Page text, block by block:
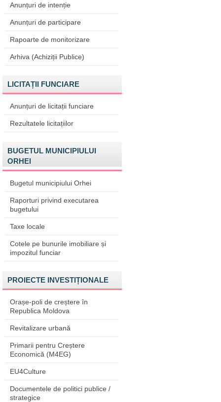
Anunțuri de intenție
Anunțuri de participare
Rapoarte de monitorizare
Arhiva (Achiziții Publice)
LICITAȚII FUNCIARE
Anunțuri de licitații funciare
Rezultatele licitațiilor
BUGETUL MUNICIPIULUI
ORHEI
Bugetul municipiului Orhei
Raporturi privind executarea
bugetului
Taxe locale
Cotele pe bunurile imobiliare și
impozitul funciar
PROIECTE INVESTIȚIONALE
Orașe-poli de creștere în
Republica Moldova
Revitalizare urbană
Primarii pentru Creștere
Economică (M4EG)
EU4Culture
Documentele de politici publice /
strategice